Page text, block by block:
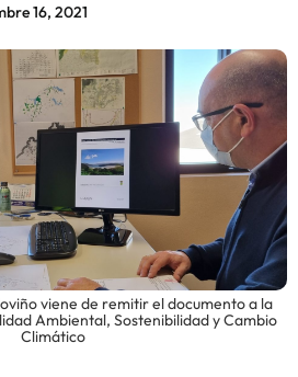
16, 2021
viene de remitir el documento a la
Ambiental, Sostenibilidad y Cambio
Climático